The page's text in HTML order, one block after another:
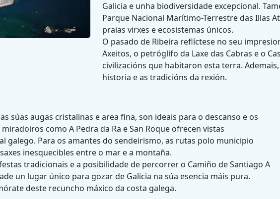
Galicia e unha biodiversidade excepcional.
Parque Nacional Marítimo-Terrestre das Illas
praias virxes e ecosistemas únicos.
O pasado de Ribeira reflíctese no seu
Axeitos, o petróglifo da Laxe das Cabras e o
civilizacións que habitaron esta terra.
historia e as tradicións da rexión.
súas augas cristalinas e area fina, son ideais para o descanso e os
como A Pedra da Ra e San Roque ofrecen vistas
galego. Para os amantes do sendeirismo, as rutas polo municipio
inesquecibles entre o mar e a montaña.
tradicionais e a posibilidade de percorrer o Camiño de Santiago A
un lugar único para gozar de Galicia na súa esencia máis pura.
deste recuncho máxico da costa galega.